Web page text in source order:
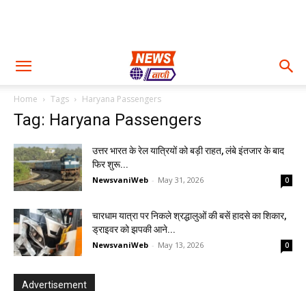
Home Tags Haryana Passengers
Tag: Haryana Passengers
उत्तर भारत के रेल यात्रियों को बड़ी राहत, लंबे इंतजार के बाद
फिर शुरू...
NewsvaniWeb - May 31, 2026 0
चारधाम यात्रा पर निकले श्रद्धालुओं की बसें हादसे का शिकार,
ड्राइवर को झपकी आने...
NewsvaniWeb - May 13, 2026 0
Advertisement